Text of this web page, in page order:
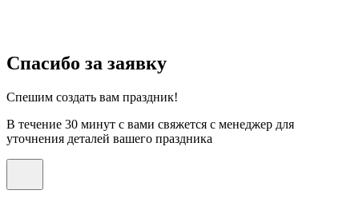
Спасибо за заявку
Спешим создать вам праздник!
В течение 30 минут с вами свяжется с менеджер для
уточнения деталей вашего праздника